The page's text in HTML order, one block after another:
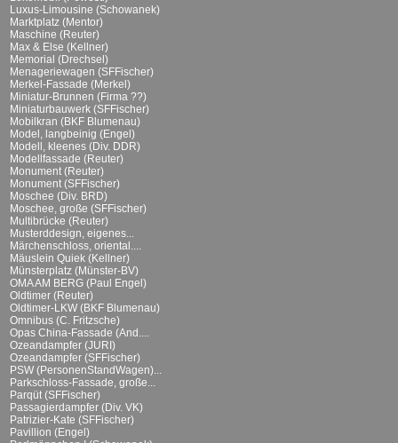
Luxus-Limousine (Schowanek)
Marktplatz (Mentor)
Maschine (Reuter)
Max & Else (Kellner)
Memorial (Drechsel)
Menageriewagen (SFFischer)
Merkel-Fassade (Merkel)
Miniatur-Brunnen (Firma ??)
Miniaturbauwerk (SFFischer)
Mobilkran (BKF Blumenau)
Model, langbeinig (Engel)
Modell, kleenes (Div. DDR)
Modellfassade (Reuter)
Monument (Reuter)
Monument (SFFischer)
Moschee (Div. BRD)
Moschee, große (SFFischer)
Multibrücke (Reuter)
Musterddesign, eigenes...
Märchenschloss, oriental....
Mäuslein Quiek (Kellner)
Münsterplatz (Münster-BV)
OMA AM BERG (Paul Engel)
Oldtimer (Reuter)
Oldtimer-LKW (BKF Blumenau)
Omnibus (C. Fritzsche)
Opas China-Fassade (And....
Ozeandampfer (JURI)
Ozeandampfer (SFFischer)
PSW (PersonenStandWagen)...
Parkschloss-Fassade, große...
Parqüt (SFFischer)
Passagierdampfer (Div. VK)
Patrizier-Kate (SFFischer)
Pavillion (Engel)